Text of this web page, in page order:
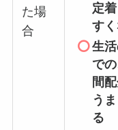
た場
合
定
す
生
で
間
う
る